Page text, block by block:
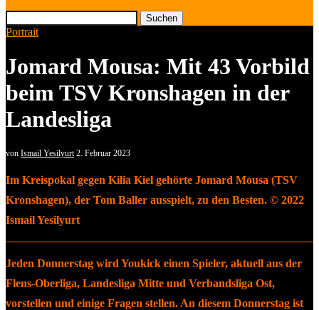
Suchen
Portrait
Jomard Mousa: Mit 43 Vorbild
beim TSV Kronshagen in der
Landesliga
von Ismail Yesilyurt 2. Februar 2023
Im Kreispokal gegen Kilia Kiel gehörte Jomard Mousa (TSV
Kronshagen), der Tom Baller ausspielt, zu den Besten. © 2022
Ismail Yesilyurt
Jeden Donnerstag wird Youkick einen Spieler, aktuell aus der
Flens-Oberliga, Landesliga Mitte und Verbandsliga Ost,
vorstellen und einige Fragen stellen. An diesem Donnerstag ist